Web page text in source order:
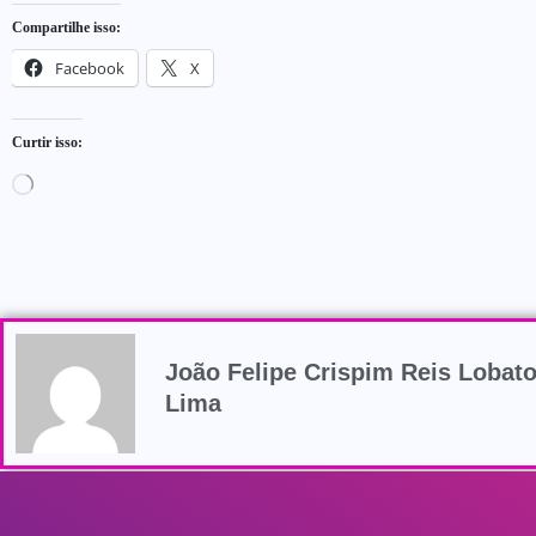
Compartilhe isso:
Facebook X
Curtir isso:
João Felipe Crispim Reis Lobato
Lima